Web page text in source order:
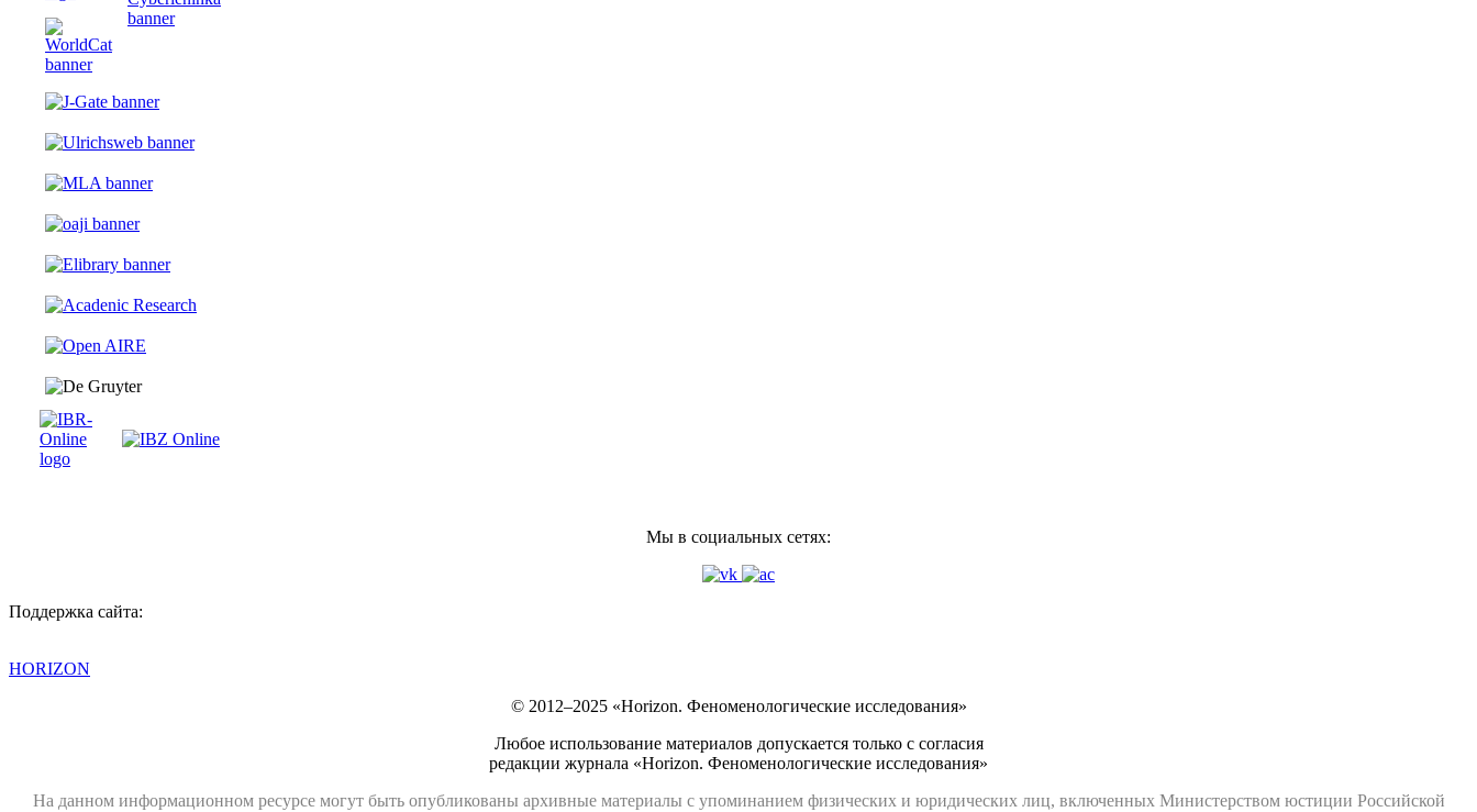
Мы в социальных сетях:
Поддержка сайта:
HORIZON
© 2012–2025 «Horizon. Феноменологические исследования»
Любое использование материалов допускается только с согласия
редакции журнала «Horizon. Феноменологические исследования»
На данном информационном ресурсе могут быть опубликованы архивные материалы с упоминанием физических и юридических лиц, включенных Министерством юстиции Российской